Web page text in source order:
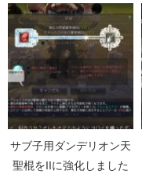
Part675】
サブ子用ダンデリオン天
聖棍をIIに強化しました